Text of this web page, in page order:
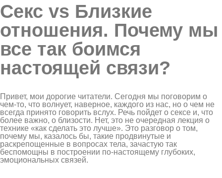
Секс vs Близкие
отношения. Почему мы
все так боимся
настоящей связи?
Привет, мои дорогие читатели. Сегодня мы поговорим о
чем-то, что волнует, наверное, каждого из нас, но о чем не
всегда принято говорить вслух. Речь пойдет о сексе и, что
более важно, о близости. Нет, это не очередная лекция о
технике «как сделать это лучше». Это разговор о том,
почему мы, казалось бы, такие продвинутые и
раскрепощенные в вопросах тела, зачастую так
беспомощны в построении по-настоящему глубоких,
эмоциональных связей.